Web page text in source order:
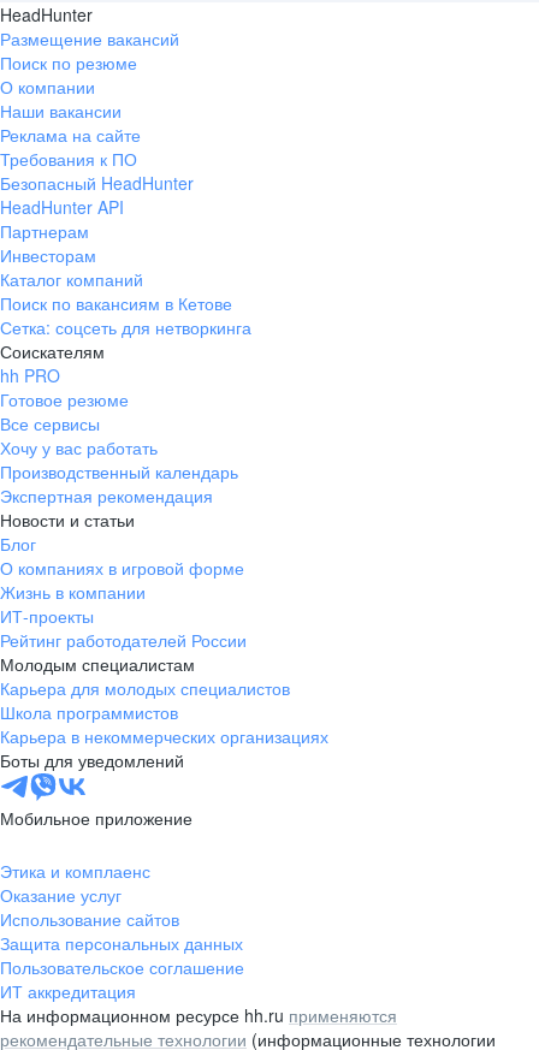
HeadHunter
Размещение вакансий
Поиск по резюме
О компании
Наши вакансии
Реклама на сайте
Требования к ПО
Безопасный HeadHunter
HeadHunter API
Партнерам
Инвесторам
Каталог компаний
Поиск по вакансиям в Кетове
Сетка: соцсеть для нетворкинга
Соискателям
hh PRO
Готовое резюме
Все сервисы
Хочу у вас работать
Производственный календарь
Экспертная рекомендация
Новости и статьи
Блог
О компаниях в игровой форме
Жизнь в компании
ИТ-проекты
Рейтинг работодателей России
Молодым специалистам
Карьера для молодых специалистов
Школа программистов
Карьера в некоммерческих организациях
Боты для уведомлений
Мобильное приложение
Этика и комплаенс
Оказание услуг
Использование сайтов
Защита персональных данных
Пользовательское соглашение
ИТ аккредитация
На информационном ресурсе hh.ru применяются
рекомендательные технологии (информационные технологии